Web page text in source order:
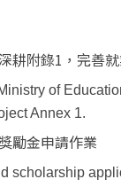
耕附錄1，完善
of
Annex 1.
勵金申請作業
scholarship